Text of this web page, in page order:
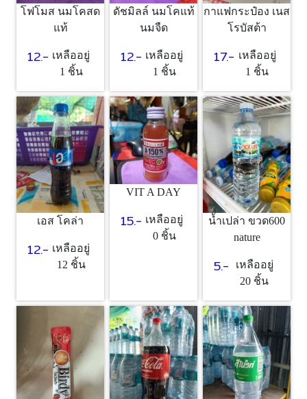
โฟโมส นมโคสด
แท้
12.- เหลืออยู่
1 ชิ้น
ดัชมิลล์ นมโคแท้
นมจืด
12.- เหลืออยู่
1 ชิ้น
กาแฟกระป๋อง เนส
โรบัสต้า
17.- เหลืออยู่
1 ชิ้น
เอส โคล่า
12.- เหลืออยู่
12 ชิ้น
VIT A DAY
15.- เหลืออยู่
0 ชิ้น
น้ำเปล่า ขวด600
nature
5.-
เหลืออยู่
20 ชิ้น